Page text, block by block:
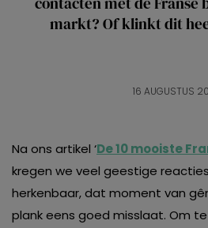
markt? Of klinkt dit
16 AUGUSTUS
Na ons artikel ‘De 10 mooiste
kregen we veel geestige
herkenbaar, dat moment van
plank eens goed misslaat. Om